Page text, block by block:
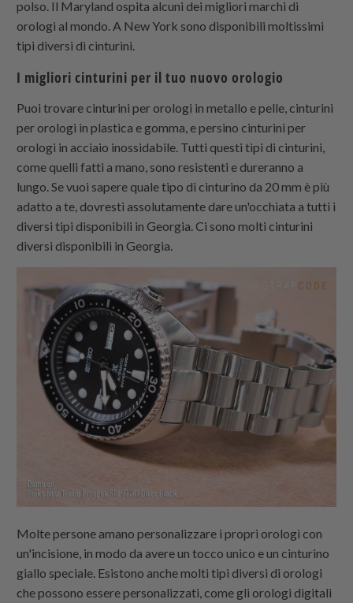
polso. Il Maryland ospita alcuni dei migliori marchi di
orologi al mondo. A New York sono disponibili moltissimi
tipi diversi di cinturini.
I migliori cinturini per il tuo nuovo orologio
Puoi trovare cinturini per orologi in metallo e pelle, cinturini
per orologi in plastica e gomma, e persino cinturini per
orologi in acciaio inossidabile. Tutti questi tipi di cinturini,
come quelli fatti a mano, sono resistenti e dureranno a
lungo. Se vuoi sapere quale tipo di cinturino da 20 mm è più
adatto a te, dovresti assolutamente dare un'occhiata a tutti i
diversi tipi disponibili in Georgia. Ci sono molti cinturini
diversi disponibili in Georgia.
Molte persone amano personalizzare i propri orologi con
un'incisione, in modo da avere un tocco unico e un cinturino
giallo speciale. Esistono anche molti tipi diversi di orologi
che possono essere personalizzati, come gli orologi digitali